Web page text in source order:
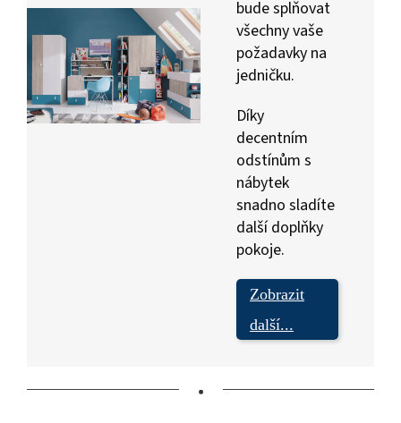
bude splňovat
všechny vaše
požadavky na
jedničku.
Díky
decentním
odstínům s
nábytek
snadno sladíte
další doplňky
pokoje.
Zobrazit
další...
•